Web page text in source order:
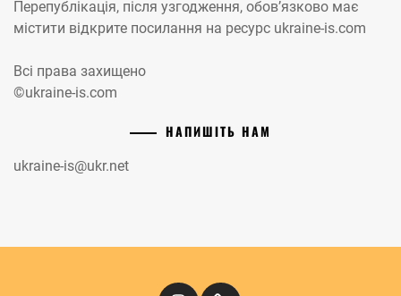
Перепублікація, після узгодження, обов’язково має
містити відкрите посилання на ресурс ukraine-is.com
Всі права захищено
©ukraine-is.com
НАПИШІТЬ НАМ
ukraine-is@ukr.net
InstagramКіномандри